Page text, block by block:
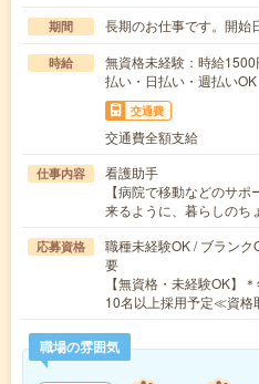
期間 長期のお仕事です。開
時給
無資格未経験：時給
払い・日払い・週払いOK
交通費
交通費全額支給
仕事内容
看護助手
【病院で移動などのサ
来るように、暮らしの
応募資格
職種未経験OK / ブラン
要
【無資格・未経験OK】
10名以上採用予定≪資
職場の雰囲気